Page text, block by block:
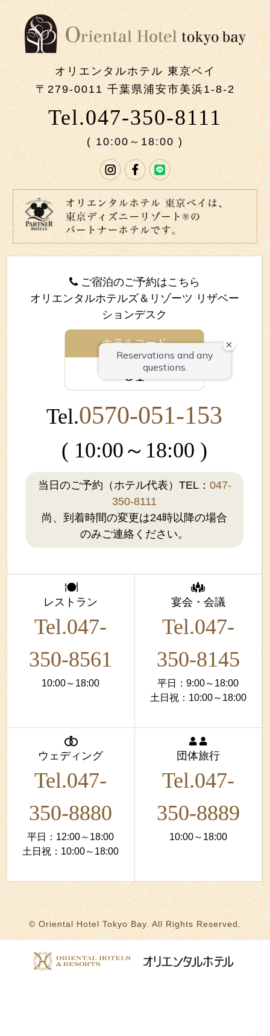
オリエンタルホテル 東京ベイ
〒279-0011 千葉県浦安市美浜1-8-2
Tel.047-350-8111
( 10:00～18:00 )
ご宿泊のご予約はこちら
オリエンタルホテルズ＆リゾーツ リザベー
ションデスク
ホテルコード
01
Tel.0570-051-153
( 10:00～18:00 )
当日のご予約（ホテル代表）TEL： 047-
350-8111
尚、到着時間の変更は24時以降の場合
のみご連絡ください。
レストラン
Tel.047-
350-8561
10:00～18:00
宴会・会議
Tel.047-
350-8145
平日：9:00～18:00
土日祝：10:00～18:00
ウェディング
Tel.047-
350-8880
平日：12:00～18:00
土日祝：10:00～18:00
団体旅行
Tel.047-
350-8889
10:00～18:00
© Oriental Hotel Tokyo Bay. All Rights Reserved.